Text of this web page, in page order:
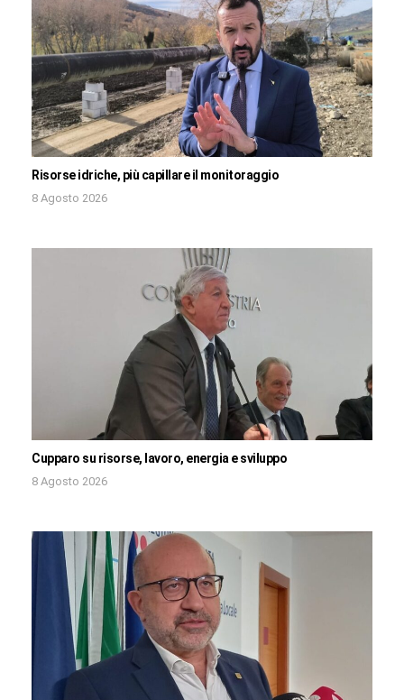
Risorse idriche, più capillare il monitoraggio
8 Agosto 2026
Cupparo su risorse, lavoro, energia e sviluppo
8 Agosto 2026